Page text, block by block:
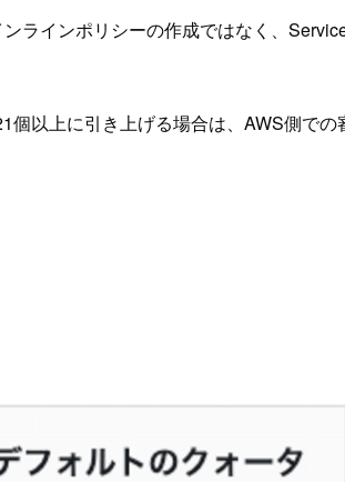
ラインポリシーの作成ではなく、
以上に引き上げる場合は、AWS側で